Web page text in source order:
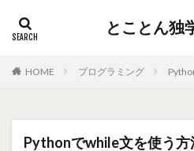
とことん独
HOME プログラミング
Pythonでwhile文を使う方